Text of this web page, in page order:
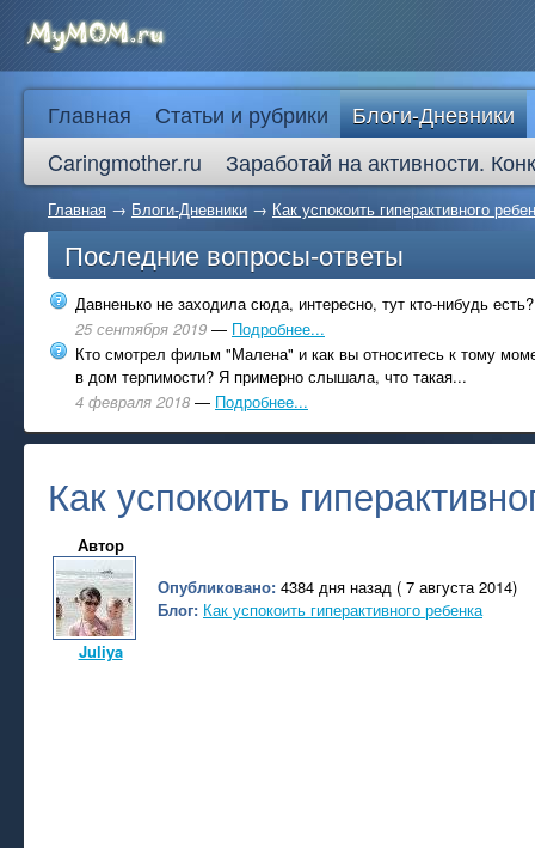
Главная Статьи и рубрики
Блоги-Дневники
Caringmother.ru
Заработай на активности.
Главная → Блоги-Дневники → Как успокоить гиперактивного
Последние вопросы-ответы
Давненько не заходила сюда, интересно, тут кто-нибудь есть?
25 сентября 2019 — Подробнее...
Кто смотрел фильм "Малена" и как вы относитесь к тому
в дом терпимости? Я примерно слышала, что такая...
4 февраля 2018 — Подробнее...
Как успокоить
Автор
Juliya
Опубликовано: 4384 дня назад ( 7 августа 2014)
Блог: Как успокоить гиперактивного ребенка